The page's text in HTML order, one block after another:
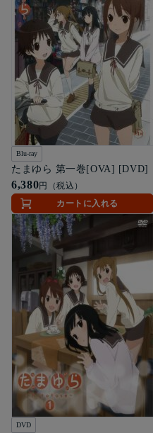
Blu-ray
たまゆら 第一巻[OVA] [DVD]
6,380円（税込）
カートに入れる
DVD